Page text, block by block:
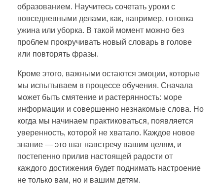
образованием. Научитесь сочетать уроки с
повседневными делами, как, например, готовка
ужина или уборка. В такой момент можно без
проблем прокручивать новый словарь в голове
или повторять фразы.
Кроме этого, важными остаются эмоции, которые
мы испытываем в процессе обучения. Сначала
может быть смятение и растерянность: море
информации и совершенно незнакомые слова. Но
когда мы начинаем практиковаться, появляется
уверенность, которой не хватало. Каждое новое
знание — это шаг навстречу вашим целям, и
постепенно прилив настоящей радости от
каждого достижения будет поднимать настроение
не только вам, но и вашим детям.